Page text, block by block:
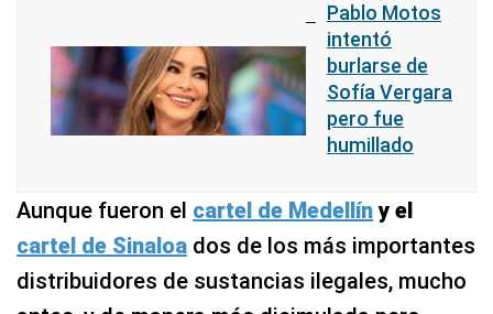
Pablo Motos
intentó
burlarse de
Sofía Vergara
pero fue
humillado
Aunque fueron el cartel de Medellíny el
cartel de Sinaloa dos de los más importantes
distribuidores de sustancias ilegales, mucho